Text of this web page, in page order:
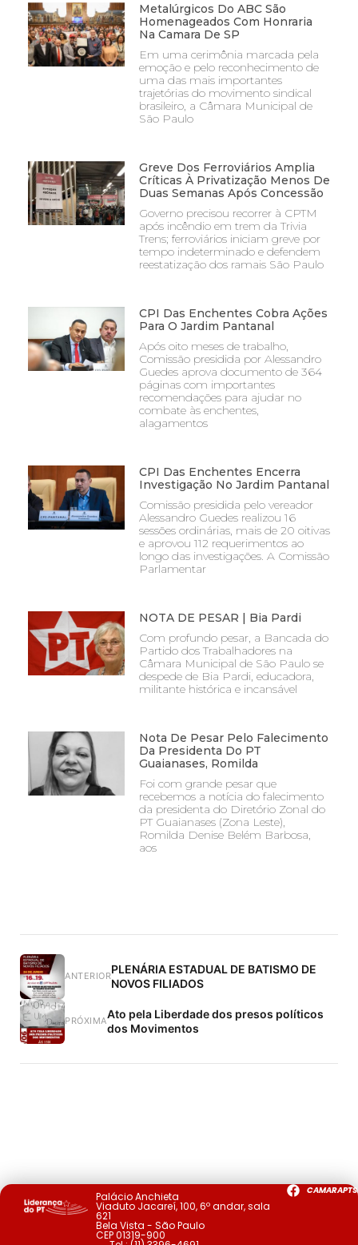
Metalúrgicos Do ABC São
Homenageados Com Honraria
Na Camara De SP
Em uma cerimônia marcada pela
emoção e pelo reconhecimento de
uma das mais importantes
trajetórias do movimento sindical
brasileiro, a Câmara Municipal de
São Paulo
Greve Dos Ferroviários Amplia
Críticas À Privatização Menos De
Duas Semanas Após Concessão
Governo precisou recorrer à CPTM
após incêndio em trem da Trivia
Trens; ferroviários iniciam greve por
tempo indeterminado e defendem
reestatização dos ramais São Paulo
CPI Das Enchentes Cobra Ações
Para O Jardim Pantanal
Após oito meses de trabalho,
Comissão presidida por Alessandro
Guedes aprova documento de 364
páginas com importantes
recomendações para ajudar no
combate às enchentes,
alagamentos
CPI Das Enchentes Encerra
Investigação No Jardim Pantanal
Comissão presidida pelo vereador
Alessandro Guedes realizou 16
sessões ordinárias, mais de 20 oitivas
e aprovou 112 requerimentos ao
longo das investigações. A Comissão
Parlamentar
NOTA DE PESAR | Bia Pardi
Com profundo pesar, a Bancada do
Partido dos Trabalhadores na
Câmara Municipal de São Paulo se
despede de Bia Pardi, educadora,
militante histórica e incansável
Nota De Pesar Pelo Falecimento
Da Presidenta Do PT
Guaianases, Romilda
Foi com grande pesar que
recebemos a notícia do falecimento
da presidenta do Diretório Zonal do
PT Guaianases (Zona Leste),
Romilda Denise Belém Barbosa,
aos
ANTERIORPLENÁRIA ESTADUAL DE BATISMO DE
NOVOS FILIADOS
PRÓXIMAAto pela Liberdade dos presos políticos
dos Movimentos
Palácio Anchieta
Viaduto Jacareí, 100, 6º andar, sala
621
Bela Vista - São Paulo
CEP 01319-900